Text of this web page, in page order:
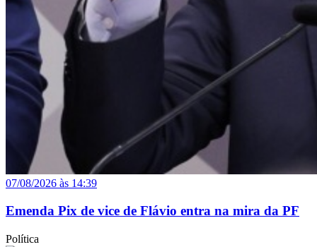
07/08/2026 às 14:39
Emenda Pix de vice de Flávio entra na mira da PF
Política